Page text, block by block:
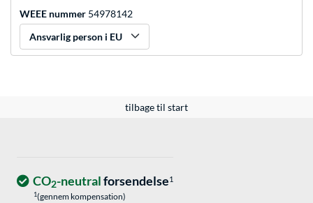
WEEE nummer 54978142
Ansvarlig person i EU
tilbage til start
CO2-neutralforsendelse1
1(gennem kompensation)